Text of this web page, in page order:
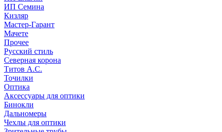
ИП Семина
Кизляр
Мастер-Гарант
Мачете
Прочее
Русский стиль
Северная корона
Титов А.С.
Точилки
Оптика
Аксессуары для оптики
Бинокли
Дальномеры
Чехлы для оптики